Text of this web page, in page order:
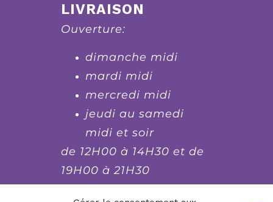
LIVRAISON
Ouverture:
dimanche midi
mardi midi
mercredi midi
jeudi au samedi
midi et soir
de 12H00 à 14H30 et de
19H00 à 21H30
fermé le lundi et le